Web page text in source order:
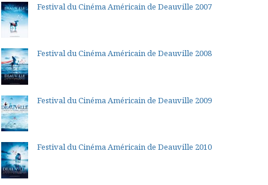
Festival du Cinéma Américain de Deauville 2007
Festival du Cinéma Américain de Deauville 2008
Festival du Cinéma Américain de Deauville 2009
Festival du Cinéma Américain de Deauville 2010